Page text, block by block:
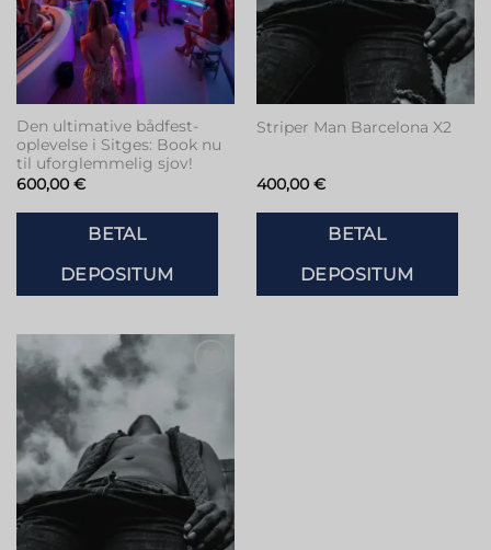
Den ultimative bådfest-
oplevelse i Sitges: Book nu
til uforglemmelig sjov!
600,00 €
BETAL
DEPOSITUM
Striper Man Barcelona X2
400,00 €
BETAL
DEPOSITUM